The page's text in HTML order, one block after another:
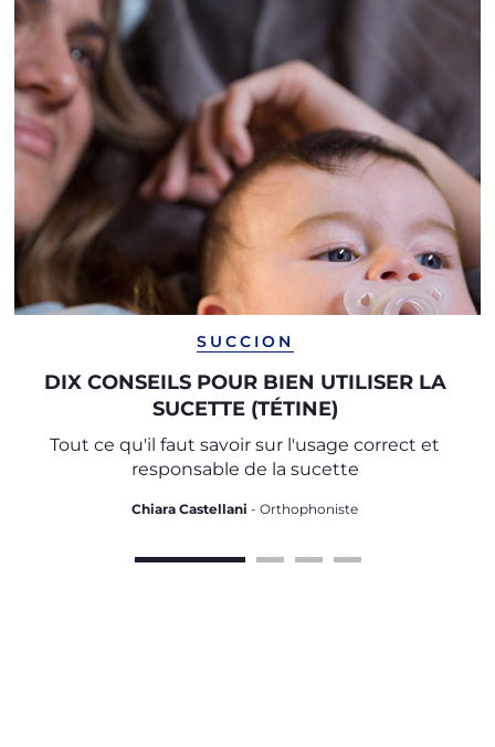
SUCCION
DIX CONSEILS POUR BIEN UTILISER LA
SUCETTE (TÉTINE)
Tout ce qu'il faut savoir sur l'usage correct et
responsable de la sucette
Chiara Castellani - Orthophoniste